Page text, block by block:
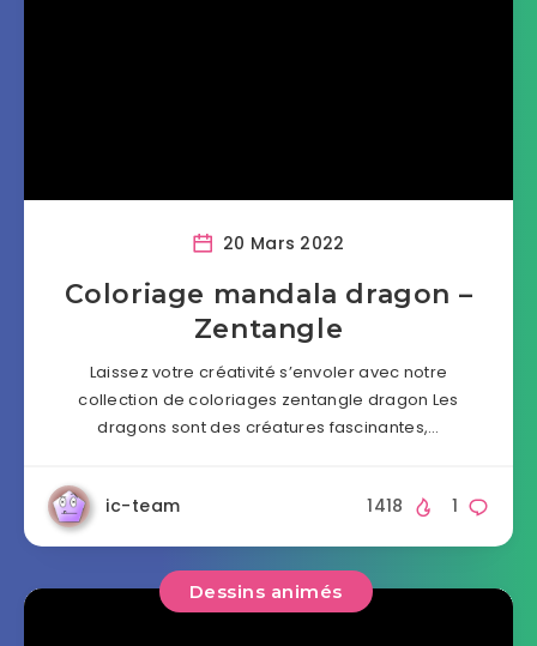
20 Mars 2022
Coloriage mandala dragon –
Zentangle
Laissez votre créativité s’envoler avec notre
collection de coloriages zentangle dragon Les
dragons sont des créatures fascinantes,…
ic-team 1
1418
Dessins animés